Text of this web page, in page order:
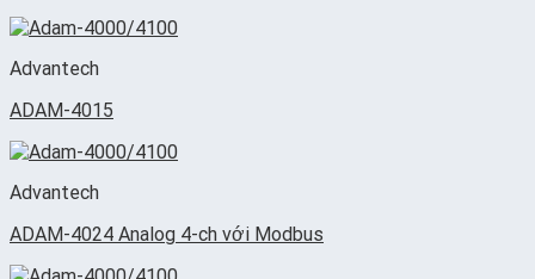
Advantech
ADAM-4015
Advantech
ADAM-4024 Analog 4-ch với Modbus